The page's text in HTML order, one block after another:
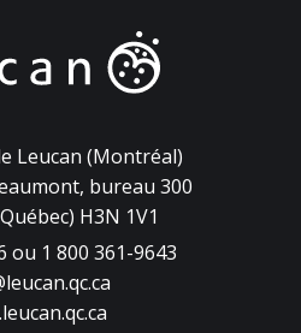
Leucan (Montréal)
bureau 300
H3N 1V1
ou 1 800 361-9643